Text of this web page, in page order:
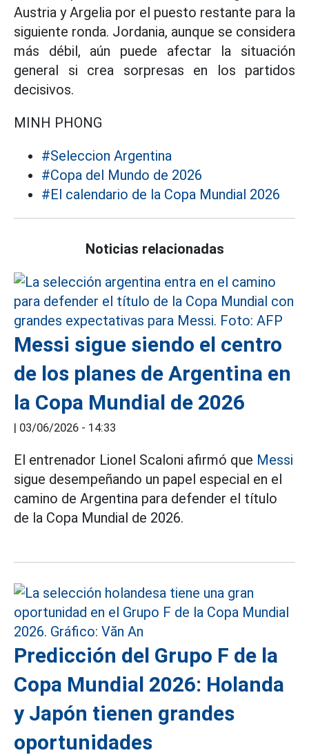
Austria y Argelia por el puesto restante para la
siguiente ronda. Jordania, aunque se considera
más débil, aún puede afectar la situación
general si crea sorpresas en los partidos
decisivos.
MINH PHONG
#Seleccion Argentina
#Copa del Mundo de 2026
#El calendario de la Copa Mundial 2026
Noticias relacionadas
Messi sigue siendo el centro
de los planes de Argentina en
la Copa Mundial de 2026
| 03/06/2026 - 14:33
El entrenador Lionel Scaloni afirmó que Messi
sigue desempeñando un papel especial en el
camino de Argentina para defender el título
de la Copa Mundial de 2026.
Predicción del Grupo F de la
Copa Mundial 2026: Holanda
y Japón tienen grandes
oportunidades